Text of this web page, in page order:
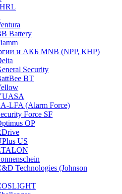
Battery
и АКБ MNB (NPP, КНР)
Security
BT
LFA (Alarm Force)
Force SF
OP
US
Technologies (Johnson